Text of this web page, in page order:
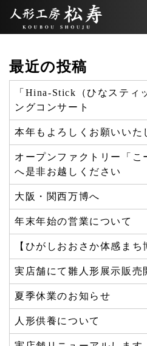
最近の投稿
「Hina-Stick（ひなスティ
ングコンサート
本年もよろしくお願いいた
オープンファクトリー「こ
へ是非お越しください
大阪・関西万博へ
年末年始の営業について
【ひがしおおさか体感まち
実店舗にて雛人形展示販売
夏季休業のお知らせ
人形供養について